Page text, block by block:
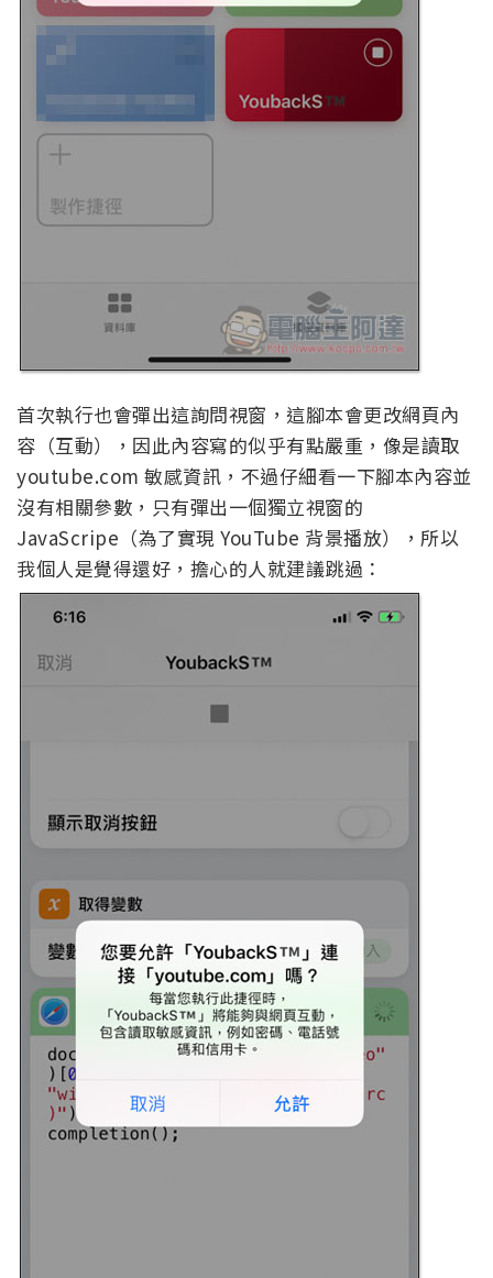
首次執行也會彈出這詢問視窗，這腳本會更改網頁內
容（互動），因此內容寫的似乎有點嚴重，像是讀取
youtube.com 敏感資訊，不過仔細看一下腳本內容並
沒有相關參數，只有彈出一個獨立視窗的
JavaScripe（為了實現 YouTube 背景播放），所以
我個人是覺得還好，擔心的人就建議跳過：